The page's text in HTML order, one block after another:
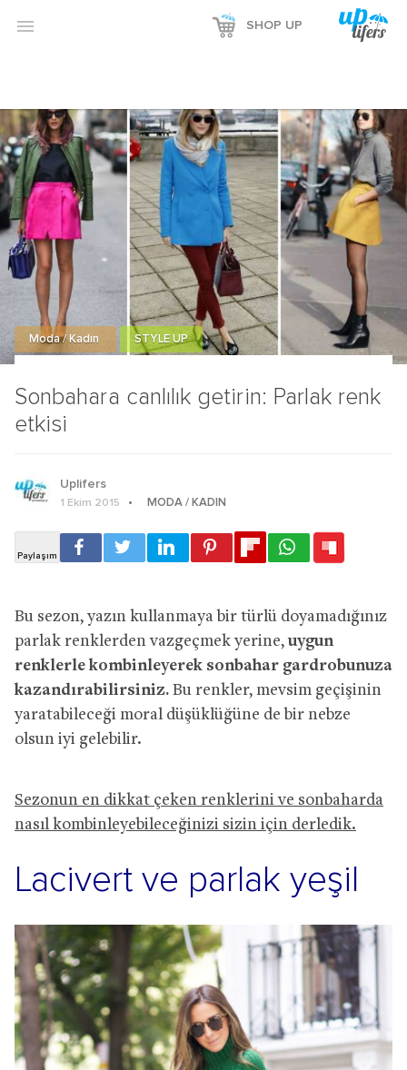
 SHOP UP
Sonbahara canlılık getirin: Parlak renk
etkisi
Moda / Kadın STYLE UP
Uplifers
1 Ekim 2015 MODA / KADIN
Bu sezon, yazın kullanmaya bir türlü doyamadığınız
parlak renklerden vazgeçmek yerine,uygun
renklerle kombinleyerek sonbahar gardrobunuza
kazandırabilirsiniz. Bu renkler, mevsim geçişinin
yaratabileceği moral düşüklüğüne de bir nebze
olsun iyi gelebilir.
Sezonun en dikkat çeken renklerini ve sonbaharda
nasıl kombinleyebileceğinizi sizin için derledik.
Lacivert ve parlak yeşil